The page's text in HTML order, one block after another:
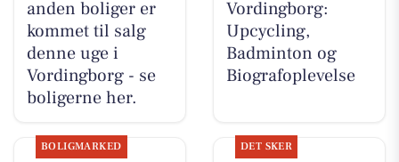
anden boliger er
kommet til salg
denne uge i
Vordingborg - se
boligerne her.
Vordingborg:
Upcycling,
Badminton og
Biografoplevelse
BOLIGMARKED DET SKER